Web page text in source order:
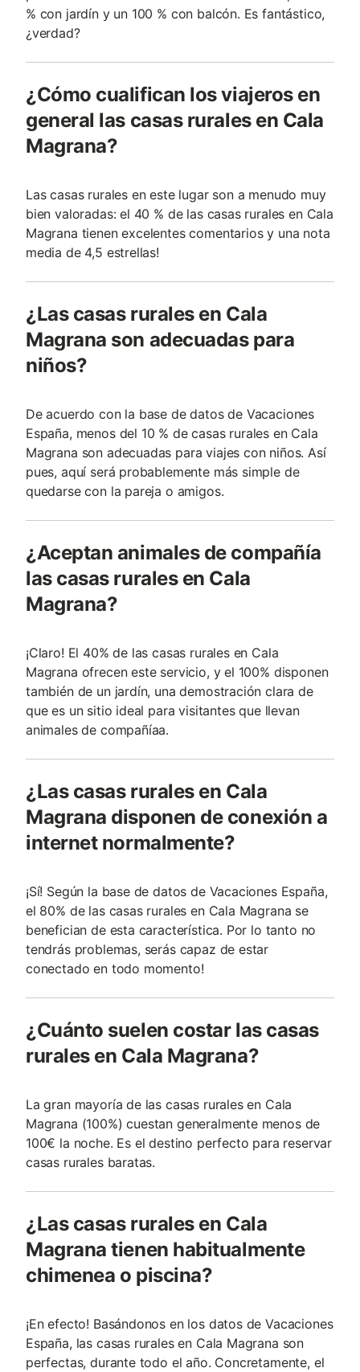
% con jardín y un 100 % con balcón. Es fantástico,
¿verdad?
¿Cómo cualifican los viajeros en
general las casas rurales en Cala
Magrana?
Las casas rurales en este lugar son a menudo muy
bien valoradas: el 40 % de las casas rurales en Cala
Magrana tienen excelentes comentarios y una nota
media de 4,5 estrellas!
¿Las casas rurales en Cala
Magrana son adecuadas para
niños?
De acuerdo con la base de datos de Vacaciones
España, menos del 10 % de casas rurales en Cala
Magrana son adecuadas para viajes con niños. Así
pues, aquí será probablemente más simple de
quedarse con la pareja o amigos.
¿Aceptan animales de compañía
las casas rurales en Cala
Magrana?
¡Claro! El 40% de las casas rurales en Cala
Magrana ofrecen este servicio, y el 100% disponen
también de un jardín, una demostración clara de
que es un sitio ideal para visitantes que llevan
animales de compañía­a.
¿Las casas rurales en Cala
Magrana disponen de conexión a
internet normalmente?
¡Sí! Según la base de datos de Vacaciones España,
el 80% de las casas rurales en Cala Magrana se
benefician de esta característica. Por lo tanto no
tendrás problemas, serás capaz de estar
conectado en todo momento!
¿Cuánto suelen costar las casas
rurales en Cala Magrana?
La gran mayoría de las casas rurales en Cala
Magrana (100%) cuestan generalmente menos de
100€ la noche. Es el destino perfecto para reservar
casas rurales baratas.
¿Las casas rurales en Cala
Magrana tienen habitualmente
chimenea o piscina?
¡En efecto! Basándonos en los datos de Vacaciones
España, las casas rurales en Cala Magrana son
perfectas, durante todo el año. Concretamente, el